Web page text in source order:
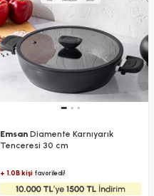
EmsanDiamente Karnıyarık
Tenceresi 30 cm
+ 1.0B kişifavoriledi!